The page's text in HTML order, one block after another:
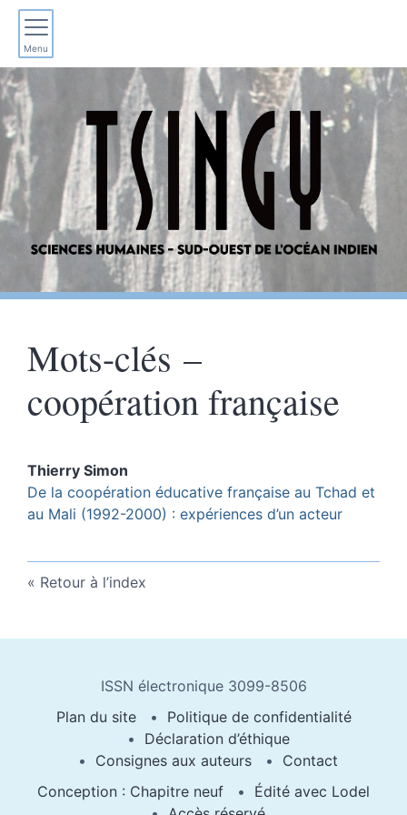
Menu
Mots-clés –
coopération française
Thierry Simon
De la coopération éducative française au Tchad et
au Mali (1992-2000) : expériences d’un acteur
Retour à l’index
ISSN électronique 3099-8506
Plan du site
Politique de confidentialité
Déclaration d’éthique
Consignes aux auteurs
Contact
Conception : Chapitre neuf
Édité avec Lodel